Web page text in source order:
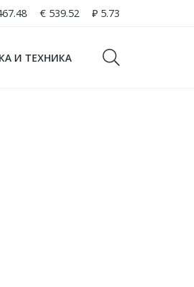
€ 539.52 ₽ 5.73
И ТЕХНИКА